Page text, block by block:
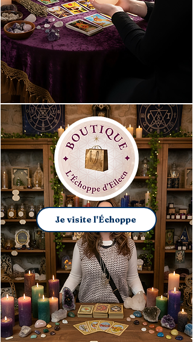
Je visite l'Échoppe